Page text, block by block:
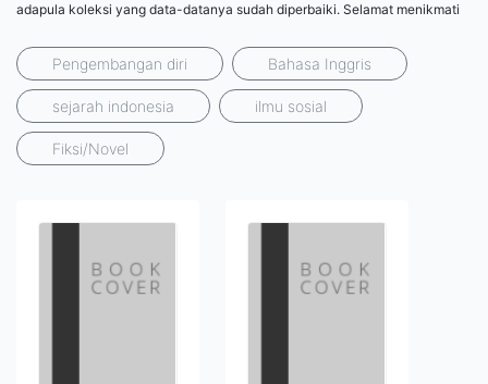
adapula koleksi yang data-datanya sudah diperbaiki. Selamat menikmati
Pengembangan diri Bahasa Inggris
sejarah indonesia ilmu sosial
Fiksi/Novel